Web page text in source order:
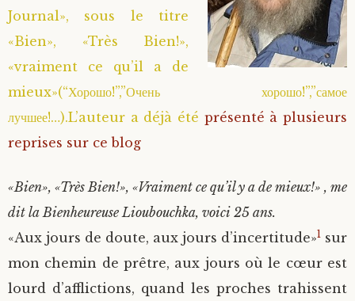
Saint Hilarion (Troïtski)
Saint Jean de Kronstadt
Saint Laurent de Tchernigov
Saint Seraphim de Sarov
Saint Seraphim de Vyritsa
Saint Serge de Radonège
Saint Spyridon
Métropolite Zénobe (Majouga)
Archimandrite Adrien (Kirsanov)
Archimandrite Alipi (Voronov)
Archimandrite Andronique (Loukach)
Higoumène Boris (Kramtsov)
Bienheureuses et Staritsas
Bienheureuse Lioubouchka
Geronda Grigorios de Dochiariou
Entretiens
Famille spirituelle
Portraits
Journal», sous le titre
«Bien», «Très Bien!»,
«vraiment ce qu’il a de
mieux»(“Хорошо!”,”Очень хорошо!”,”самое
лучшее!…).L’auteur a déjà été présenté à plusieurs
reprises sur ce blog
«Bien», «Très Bien!», «Vraiment ce qu’il y a de mieux!» , me
dit la Bienheureuse Lioubouchka, voici 25 ans.
«Aux jours de doute, aux jours d’incertitude»1 sur
mon chemin de prêtre, aux jours où le cœur est
lourd d’afflictions, quand les proches trahissent